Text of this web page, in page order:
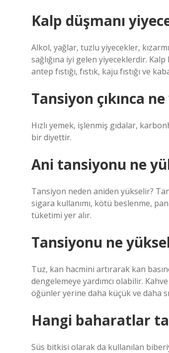
Kalp düşmanı
Alkol, yağlar, tuzlu yiyecekler,
sağlığına iyi gelen yiyeceklerdir.
antep fıstığı, fıstık, kaju fıstığı ve
Tansiyon çıkınca
Hızlı yemek, işlenmiş gıdalar,
bir diyettir.
Ani tansiyonu ne
Tansiyon neden aniden yükselir?
sigara kullanımı, kötü beslenme,
tüketimi yer alır.
Tansiyonu ne
Tuz, kan hacmini artırarak kan
dengelemeye yardımcı olabilir.
öğünler yerine daha küçük ve daha
Hangi baharatlar
Süs bitkisi olarak da kullanılan